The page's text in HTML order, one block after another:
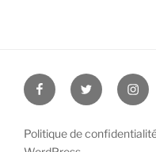
FacebookTwitter
Politique de